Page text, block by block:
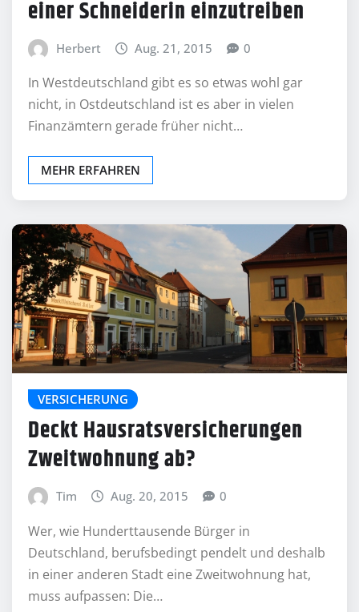
einer Schneiderin einzutreiben
Herbert Aug. 21, 2015 0
In Westdeutschland gibt es so etwas wohl gar
nicht, in Ostdeutschland ist es aber in vielen
Finanzämtern gerade früher nicht…
MEHR ERFAHREN
VERSICHERUNG
Deckt Hausratsversicherungen
Zweitwohnung ab?
Tim Aug. 20, 2015 0
Wer, wie Hunderttausende Bürger in
Deutschland, berufsbedingt pendelt und deshalb
in einer anderen Stadt eine Zweitwohnung hat,
muss aufpassen: Die…